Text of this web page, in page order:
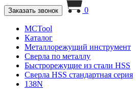
Заказать звонок 0
MCTool
Каталог
Металлорежущий инструмент
Сверла по металлу
Быстрорежущие из стали HSS
Сверла HSS стандартная серия
138N